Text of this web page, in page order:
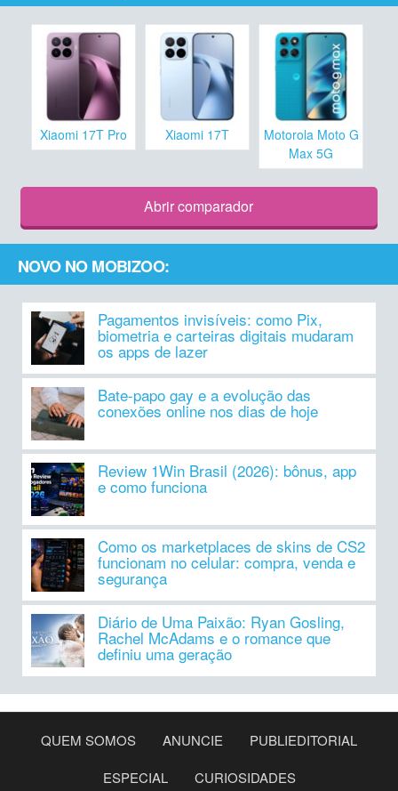
Xiaomi 17T Pro Xiaomi 17T
Motorola Moto G
Max 5G
Abrir comparador
NOVO NO MOBIZOO:
Pagamentos invisíveis: como Pix,
biometria e carteiras digitais mudaram
os apps de lazer
Bate-papo gay e a evolução das
conexões online nos dias de hoje
Review 1Win Brasil (2026): bônus, app
e como funciona
Como os marketplaces de skins de CS2
funcionam no celular: compra, venda e
segurança
Diário de Uma Paixão: Ryan Gosling,
Rachel McAdams e o romance que
definiu uma geração
QUEM SOMOS ANUNCIE
PUBLIEDITORIAL
ESPECIAL
CURIOSIDADES